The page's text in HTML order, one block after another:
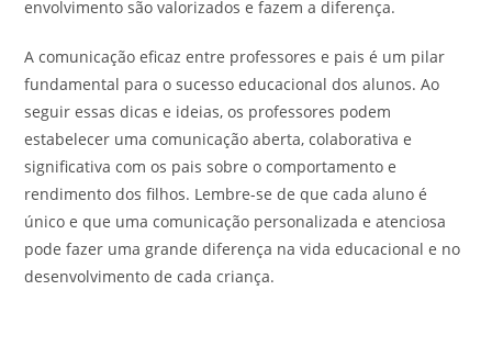
envolvimento são valorizados e fazem a diferença.
A comunicação eficaz entre professores e pais é um pilar
fundamental para o sucesso educacional dos alunos. Ao
seguir essas dicas e ideias, os professores podem
estabelecer uma comunicação aberta, colaborativa e
significativa com os pais sobre o comportamento e
rendimento dos filhos. Lembre-se de que cada aluno é
único e que uma comunicação personalizada e atenciosa
pode fazer uma grande diferença na vida educacional e no
desenvolvimento de cada criança.